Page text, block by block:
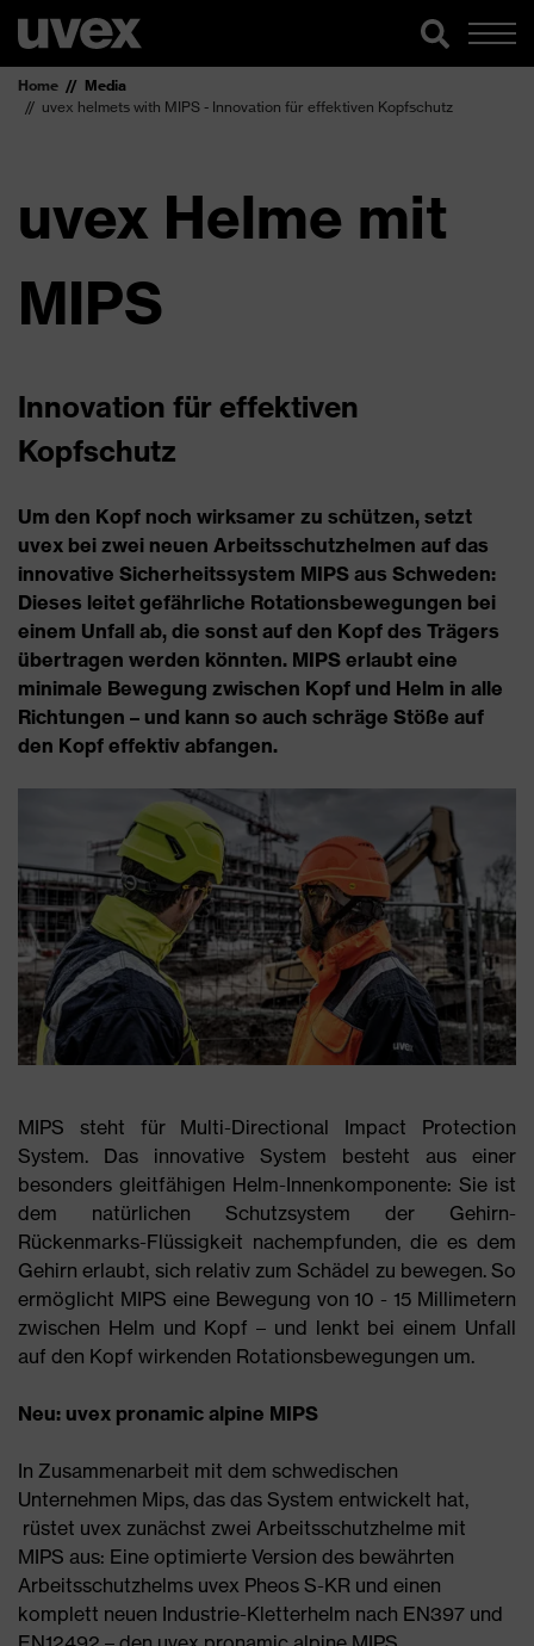
Home
Media
uvex helmets with MIPS - Innovation für effektiven Kopfschutz
uvex Helme mit
MIPS
Innovation für effektiven
Kopfschutz
Um den Kopf noch wirksamer zu schützen, setzt
uvex bei zwei neuen Arbeitsschutzhelmen auf das
innovative Sicherheitssystem MIPS aus Schweden:
Dieses leitet gefährliche Rotationsbewegungen bei
einem Unfall ab, die sonst auf den Kopf des Trägers
übertragen werden könnten. MIPS erlaubt eine
minimale Bewegung zwischen Kopf und Helm in alle
Richtungen – und kann so auch schräge Stöße auf
den Kopf effektiv abfangen.
MIPS steht für Multi-Directional Impact Protection
System. Das innovative System besteht aus einer
besonders gleitfähigen Helm-Innenkomponente: Sie ist
dem natürlichen Schutzsystem der Gehirn-
Rückenmarks-Flüssigkeit nachempfunden, die es dem
Gehirn erlaubt, sich relativ zum Schädel zu bewegen. So
ermöglicht MIPS eine Bewegung von 10 - 15 Millimetern
zwischen Helm und Kopf – und lenkt bei einem Unfall
auf den Kopf wirkenden Rotationsbewegungen um.
Neu: uvex pronamic alpine MIPS
In Zusammenarbeit mit dem schwedischen
Unternehmen Mips, das das System entwickelt hat,
rüstet uvex zunächst zwei Arbeitsschutzhelme mit
MIPS aus: Eine optimierte Version des bewährten
Arbeitsschutzhelms uvex Pheos S-KR und einen
komplett neuen Industrie-Kletterhelm nach EN397 und